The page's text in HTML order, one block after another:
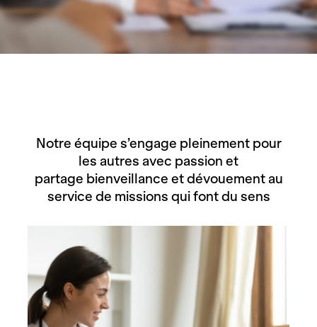
Notre équipe s’engage pleinement pour
les autres avec passion et
partage bienveillance et dévouement au
service de missions qui font du sens